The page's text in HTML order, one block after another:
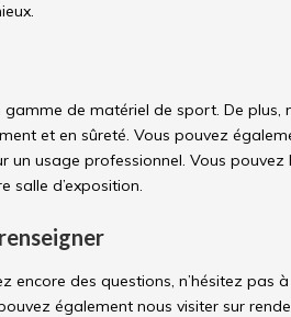
de matériel de sport. De plus,
et en sûreté. Vous pouvez
usage professionnel. Vous
salle d’exposition.
encore des questions, n’hésitez pas
également nous visiter sur